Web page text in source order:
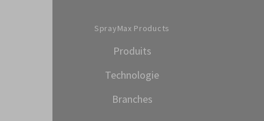
SprayMax Products
Produits
Technologie
Branches